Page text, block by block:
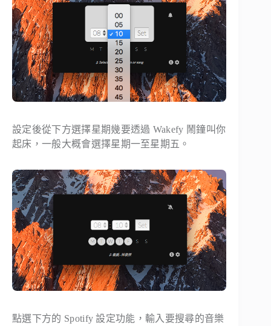
設定後從下方選擇星期幾要透過 Wakefy 鬧鐘叫你
起床，一般大概會選擇星期一至星期五。
點選下方的 Spotify 設定功能，輸入要搜尋的音樂